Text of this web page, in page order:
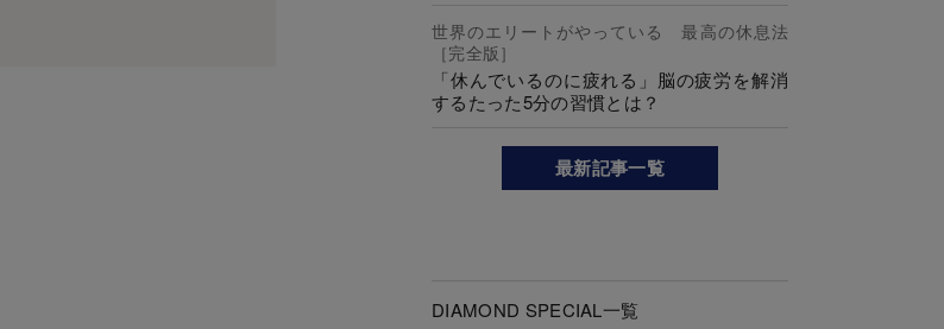
世界のエリートがやっている 最高の休息法
［完全版］
「休んでいるのに疲れる」脳の疲労を解消
するたった5分の習慣とは？
最新記事一覧
DIAMOND SPECIAL一覧